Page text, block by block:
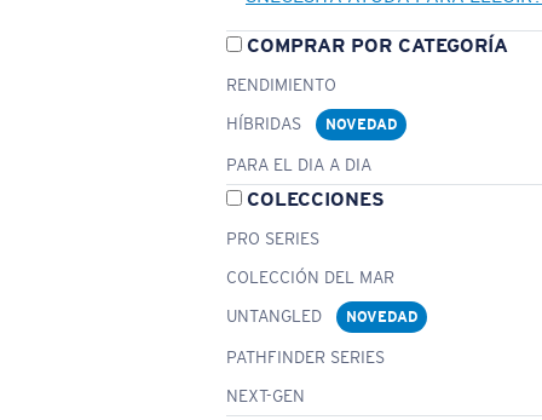
COMPRAR POR CATEGORÍA
RENDIMIENTO
HÍBRIDAS
NOVEDAD
PARA EL DIA A DIA
COLECCIONES
PRO SERIES
COLECCIÓN DEL MAR
UNTANGLED
NOVEDAD
PATHFINDER SERIES
NEXT-GEN